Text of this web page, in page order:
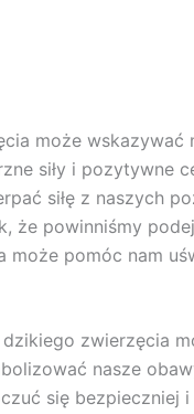
może
siły i pozytywne
siłę z naszych
że powinniśmy
pomóc nam
zwierzęcia
nasze
się